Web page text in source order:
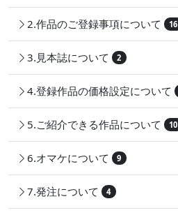
2.作品のご登録事項について 16
3.見本誌について 2
4.登録作品の価格設定について
5.ご紹介できる作品について 10
6.オマケについて 9
7.発注について 4